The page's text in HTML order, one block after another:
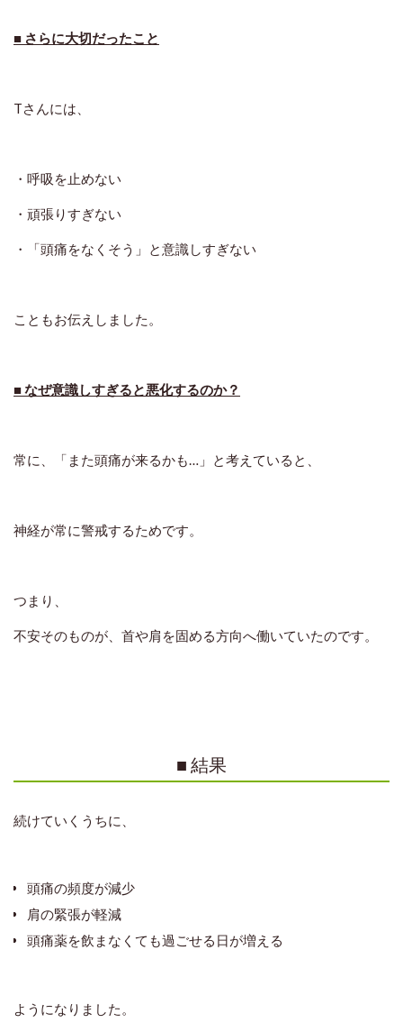
■ さらに大切だったこと
Tさんには、
・呼吸を止めない
・頑張りすぎない
・「頭痛をなくそう」と意識しすぎない
こともお伝えしました。
■ なぜ意識しすぎると悪化するのか？
常に、「また頭痛が来るかも…」と考えていると、
神経が常に警戒するためです。
つまり、
不安そのものが、首や肩を固める方向へ働いていたのです。
■ 結果
続けていくうちに、
頭痛の頻度が減少
肩の緊張が軽減
頭痛薬を飲まなくても過ごせる日が増える
ようになりました。